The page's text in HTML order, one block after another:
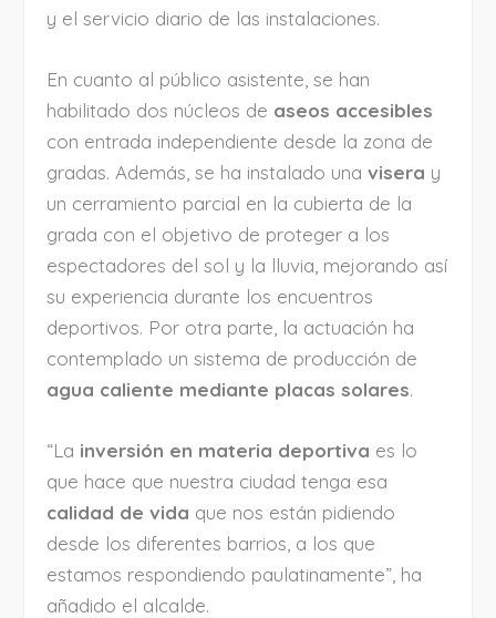
y el servicio diario de las instalaciones.
En cuanto al público asistente, se han
habilitado dos núcleos de aseos accesibles
con entrada independiente desde la zona de
gradas. Además, se ha instalado unavisera y
un cerramiento parcial en la cubierta de la
grada con el objetivo de proteger a los
espectadores del sol y la lluvia, mejorando así
su experiencia durante los encuentros
deportivos. Por otra parte, la actuación ha
contemplado un sistema de producción de
agua caliente mediante placas solares.
“La inversión en materia deportiva es lo
que hace que nuestra ciudad tenga esa
calidad de vida que nos están pidiendo
desde los diferentes barrios, a los que
estamos respondiendo paulatinamente”, ha
añadido el alcalde.